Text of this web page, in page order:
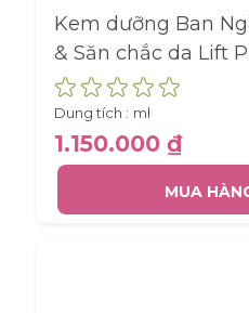
Kem dưỡng Ban
& Săn chắc da Lift
50ML
Dung tích : ml
1.150.000 ₫
MUA